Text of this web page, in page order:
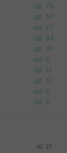
72
50
27
43
40
5
12
13
5
5
21